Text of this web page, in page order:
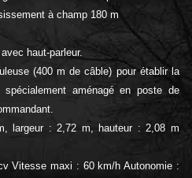
à champ 180 m
haut-parleur.
(400 m de câble) pour établir la
aménagé en poste de
largeur : 2,72 m, hauteur : 2,08 m
Vitesse maxi : 60 km/h Autonomie :